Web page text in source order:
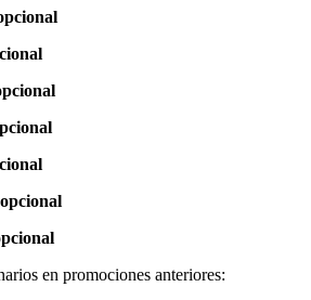
en promociones anteriores: